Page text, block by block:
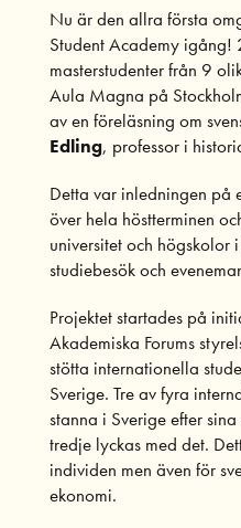
Nu är den allra första
Student Academy
masterstudenter från 9
Aula Magna på
av en föreläsning om
Edling, professor i
Detta var inledningen på
över hela höstterminen
universitet och högskolor
studiebesök och
Projektet startades på
Akademiska Forums
stötta internationella
Sverige. Tre av fyra
stanna i Sverige efter
tredje lyckas med det.
individen men även för
ekonomi.